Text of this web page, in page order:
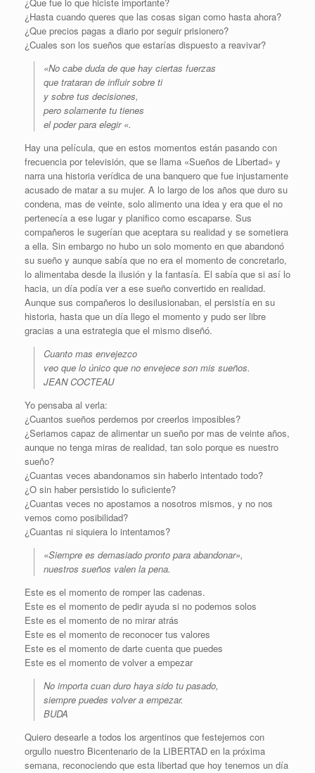
¿Hasta cuando queres que las cosas sigan como hasta ahora?
¿Que precios pagas a diario por seguir prisionero?
¿Cuales son los sueños que estarías dispuesto a reavivar?
«No cabe duda de que hay ciertas fuerzas
que trataran de influir sobre ti
y sobre tus decisiones,
pero solamente tu tienes
el poder para elegir «.
Hay una película, que en estos momentos están pasando con
frecuencia por televisión, que se llama «Sueños de Libertad» y
narra una historia verídica de una banquero que fue injustamente
acusado de matar a su mujer. A lo largo de los años que duro su
condena, mas de veinte, solo alimento una idea y era que el no
pertenecía a ese lugar y planifico como escaparse. Sus
compañeros le sugerían que aceptara su realidad y se sometiera
a ella. Sin embargo no hubo un solo momento en que abandonó
su sueño y aunque sabía que no era el momento de concretarlo,
lo alimentaba desde la ilusión y la fantasía. El sabía que si así lo
hacia, un día podía ver a ese sueño convertido en realidad.
Aunque sus compañeros lo desilusionaban, el persistía en su
historia, hasta que un día llego el momento y pudo ser libre
gracias a una estrategia que el mismo diseñó.
Cuanto mas envejezco
veo que lo único que no envejece son mis sueños.
JEAN COCTEAU
Yo pensaba al verla:
¿Cuantos sueños perdemos por creerlos imposibles?
¿Seriamos capaz de alimentar un sueño por mas de veinte años,
aunque no tenga miras de realidad, tan solo porque es nuestro
sueño?
¿Cuantas veces abandonamos sin haberlo intentado todo?
¿O sin haber persistido lo suficiente?
¿Cuantas veces no apostamos a nosotros mismos, y no nos
vemos como posibilidad?
¿Cuantas ni siquiera lo intentamos?
«Siempre es demasiado pronto para abandonar»,
nuestros sueños valen la pena.
Este es el momento de romper las cadenas.
Este es el momento de pedir ayuda si no podemos solos
Este es el momento de no mirar atrás
Este es el momento de reconocer tus valores
Este es el momento de darte cuenta que puedes
Este es el momento de volver a empezar
No importa cuan duro haya sido tu pasado,
siempre puedes volver a empezar.
BUDA
Quiero desearle a todos los argentinos que festejemos con
orgullo nuestro Bicentenario de la LIBERTAD en la próxima
semana, reconociendo que esta libertad que hoy tenemos un día